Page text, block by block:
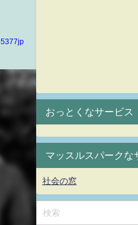
おっとくなサービス
マッスルスパークな
社会の窓